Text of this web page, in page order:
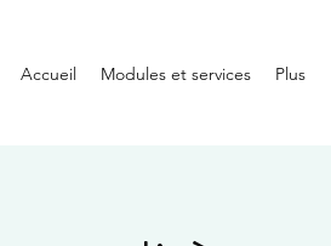
Accueil Modules et services Plus